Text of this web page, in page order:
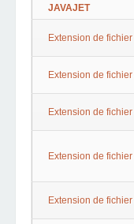
JAVAJET
Extension de fichier
Extension de fichier
Extension de fichier
Extension de fichier
Extension de fichier